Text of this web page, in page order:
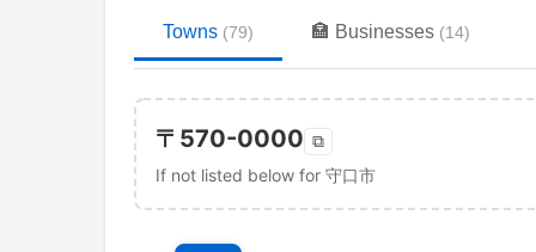
Towns (79) 🏣 Businesses (14)
〒 570-0000 ⧉
If not listed below for 守口市